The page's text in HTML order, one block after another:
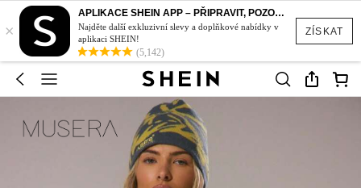
ZÍSKAT
×
APLIKACE SHEIN APP – PŘIPRAVIT, POZOR, STYL!
Najděte další exkluzivní slevy a doplňkové nabídky v
aplikaci SHEIN!
(5,142)